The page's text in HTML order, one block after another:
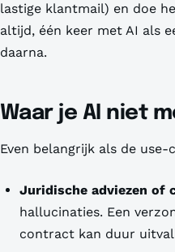
lastige klantmail) en doe
altijd, één keer met AI als
daarna.
Waar je AI niet
Even belangrijk als de use-
Juridische adviezen of
hallucinaties. Een
contract kan duur